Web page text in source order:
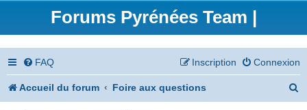
Forums Pyrénées Team |
FAQ Connexion
Inscription
Accueil du forum Foire aux questions